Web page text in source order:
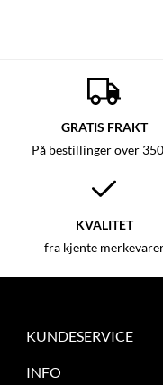
GRATIS FRAKT
På bestillinger over
KVALITET
fra kjente
KUNDESERVICE
INFO